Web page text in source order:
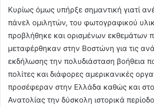
Κυρίως όμως υπήρξε σημαντική γιατί
πάνελ ομιλητών, του φωτογραφικού
προβλήθηκε και ορισμένων εκθεμάτων
μεταφέρθηκαν στην Βοστώνη για τις
εκδήλωσης την πολυδιάσταση βοήθεια
πολίτες και διάφορες αμερικανικές
προσέφεραν στην Ελλάδα καθώς και
Ανατολίας την δύσκολη ιστορικά